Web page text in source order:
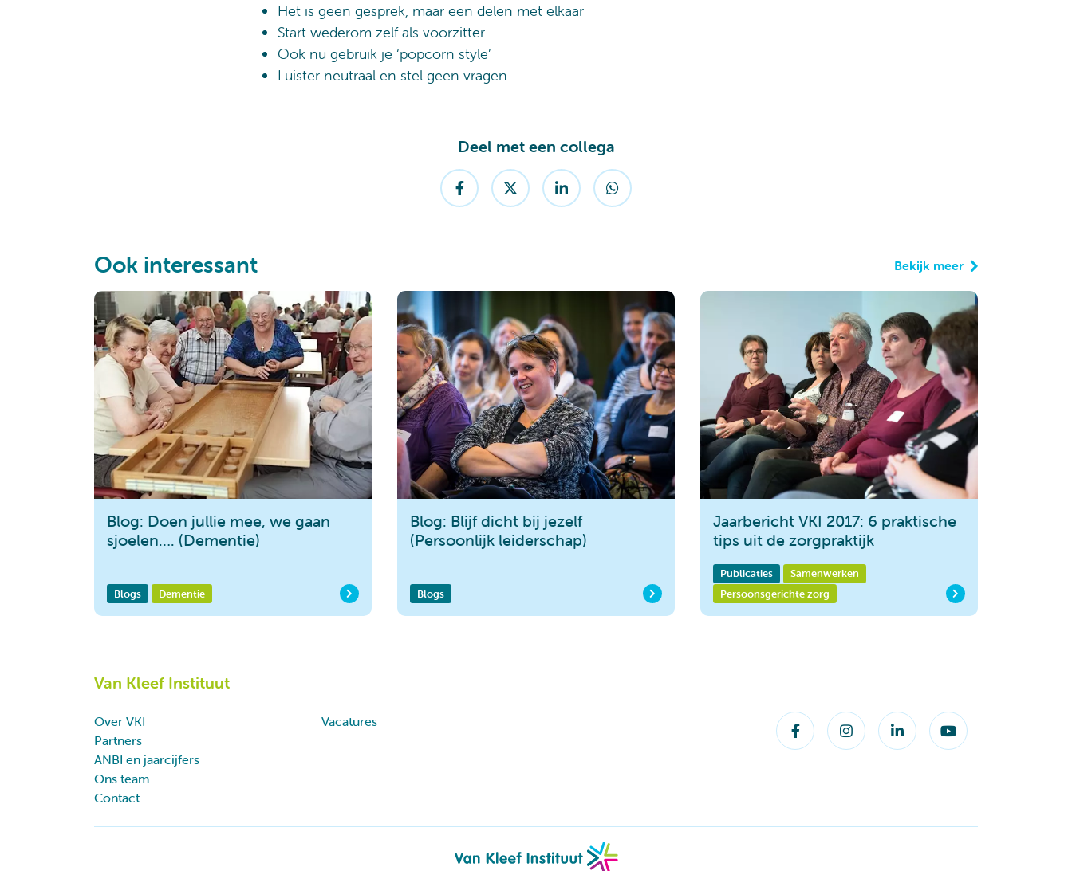
Het is geen gesprek, maar een delen met elkaar
Start wederom zelf als voorzitter
Ook nu gebruik je ‘popcorn style’
Luister neutraal en stel geen vragen
Deel met een collega
Ook interessant Bekijk meer
Blog: Doen jullie mee, we gaan
sjoelen…. (Dementie)
Blogs Dementie
Blog: Blijf dicht bij jezelf
(Persoonlijk leiderschap)
Blogs
Jaarbericht VKI 2017: 6 praktische
tips uit de zorgpraktijk
Publicaties
Samenwerken
Persoonsgerichte zorg
Van Kleef Instituut
Over VKI
Partners
ANBI en jaarcijfers
Ons team
Contact
Vacatures